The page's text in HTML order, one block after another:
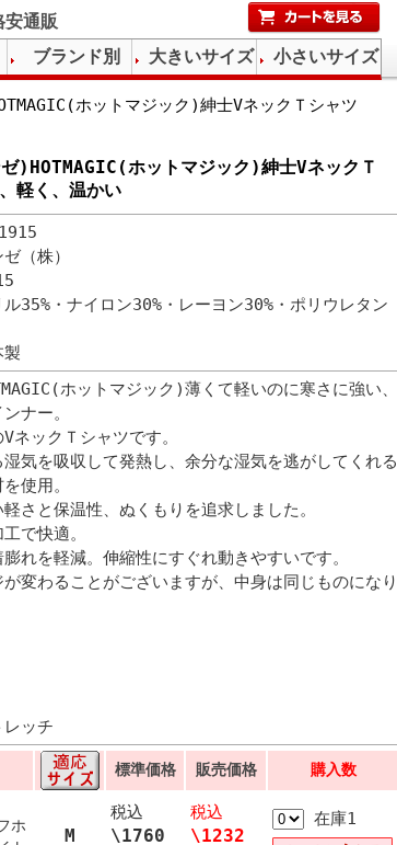
通販
ホットマジック)紳士VネックＴシャツ
)HOTMAGIC(ホットマジック)紳士VネックＴ
軽く、温かい
（株）
35%・ナイロン30%・レーヨン30%・ポリウレタン
製
ホットマジック)薄くて軽いのに寒さに強い、
ナー。
ネックＴシャツです。
気を吸収して発熱し、余分な湿気を逃がしてくれる
使用。
さと保温性、ぬくもりを追求しました。
で快適。
れを軽減。伸縮性にすぐれ動きやすいです。
変わることがございますが、中身は同じものになり
レッチ
標準価格 販売価格 購入数
ホ
M
税込
\1760
税込
\1232
在庫1
ブランド別 大きいサイズ 小さいサイズ